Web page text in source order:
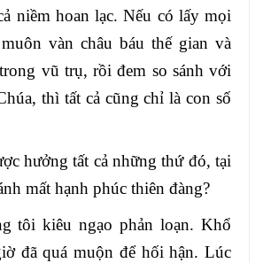
niềm hoan lạc. Nếu có lấy mọi
vàn châu báu thế gian và
vũ trụ, rồi đem so sánh với
thì tất cả cũng chỉ là con số
hưởng tất cả những thứ đó, tại
mất hạnh phúc thiên đàng?
tôi kiêu ngạo phản loạn. Khổ
đã quá muộn để hối hận. Lúc